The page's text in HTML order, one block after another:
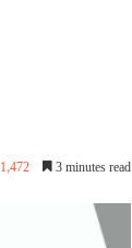
1,472 3 minutes read